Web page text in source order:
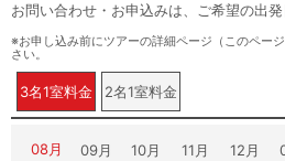
お問い合わせ・お申込みは、ご希望の出発
※お申し込み前にツアーの詳細ページ（このペー
さい。
3名1室料金 2名1室料金
08月 09月 10月 11月 12月